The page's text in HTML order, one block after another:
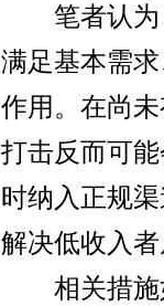
笔者认为，
满足基本需
作用。在尚
打击反而可
时纳入正规
解决低收入
相关措施如